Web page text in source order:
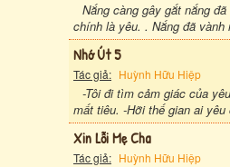
Nắng càng gây gắt nắng
chính là yêu. . Nắng đã
Nhớ Út 5
Tác giả: Huỳnh Hữu Hiệp
-Tôi đi tìm cảm giác của
mất tiêu. -Hỡi thế gian ai
Xin Lỗi Mẹ Cha
Tác giả: Huỳnh Hữu Hiệp